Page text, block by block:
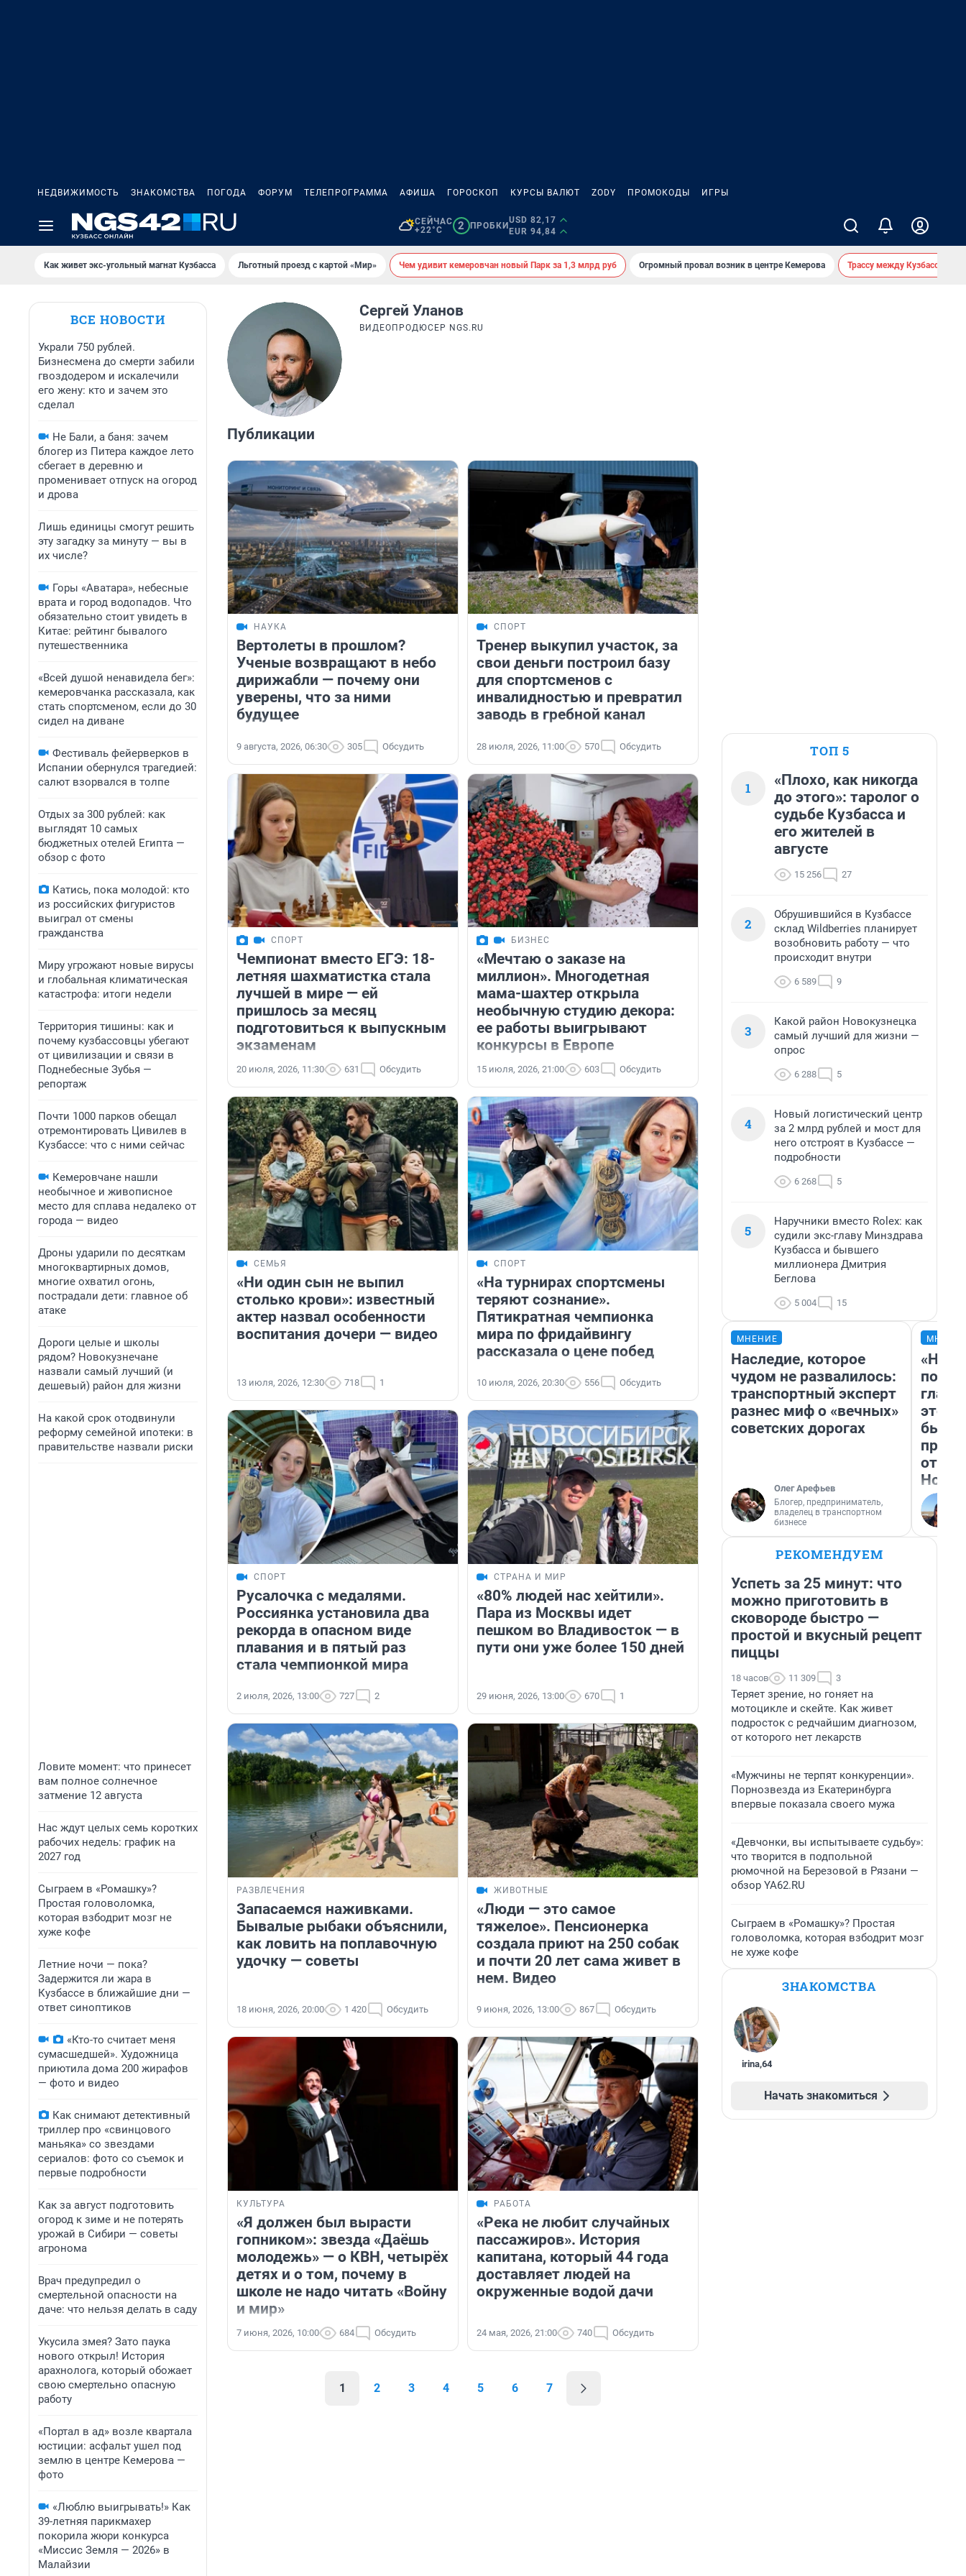
НЕДВИЖИМОСТЬ ЗНАКОМСТВА ПОГОДА ФОРУМ ТЕЛЕПРОГРАММА АФИША ГОРОСКОП КУРСЫ ВАЛЮТ ZODY ПРОМОКОДЫ ИГРЫ
СЕЙЧАС
+22°C
2 ПРОБКИ
USD 82,17
EUR 94,84
Как живет экс-угольный магнат Кузбасса Льготный проезд с картой «Мир» Чем удивит кемеровчан новый Парк за 1,3 млрд руб Огромный провал возник в центре Кемерова Трассу между Кузбассом и
ВСЕ НОВОСТИ
Украли 750 рублей.
Бизнесмена до смерти забили
гвоздодером и искалечили
его жену: кто и зачем это
сделал
Не Бали, а баня: зачем
блогер из Питера каждое лето
сбегает в деревню и
променивает отпуск на огород
и дрова
Лишь единицы смогут решить
эту загадку за минуту — вы в
их числе?
Горы «Аватара», небесные
врата и город водопадов. Что
обязательно стоит увидеть в
Китае: рейтинг бывалого
путешественника
«Всей душой ненавидела бег»:
кемеровчанка рассказала, как
стать спортсменом, если до 30
сидел на диване
Фестиваль фейерверков в
Испании обернулся трагедией:
салют взорвался в толпе
Отдых за 300 рублей: как
выглядят 10 самых
бюджетных отелей Египта —
обзор с фото
Катись, пока молодой: кто
из российских фигуристов
выиграл от смены
гражданства
Миру угрожают новые вирусы
и глобальная климатическая
катастрофа: итоги недели
Территория тишины: как и
почему кузбассовцы убегают
от цивилизации и связи в
Поднебесные Зубья —
репортаж
Почти 1000 парков обещал
отремонтировать Цивилев в
Кузбассе: что с ними сейчас
Кемеровчане нашли
необычное и живописное
место для сплава недалеко от
города — видео
Дроны ударили по десяткам
многоквартирных домов,
многие охватил огонь,
пострадали дети: главное об
атаке
Дороги целые и школы
рядом? Новокузнечане
назвали самый лучший (и
дешевый) район для жизни
На какой срок отодвинули
реформу семейной ипотеки: в
правительстве назвали риски
Ловите момент: что принесет
вам полное солнечное
затмение 12 августа
Нас ждут целых семь коротких
рабочих недель: график на
2027 год
Сыграем в «Ромашку»?
Простая головоломка,
которая взбодрит мозг не
хуже кофе
Летние ночи — пока?
Задержится ли жара в
Кузбассе в ближайшие дни —
ответ синоптиков
«Кто-то считает меня
сумасшедшей». Художница
приютила дома 200 жирафов
— фото и видео
Как снимают детективный
триллер про «свинцового
маньяка» со звездами
сериалов: фото со съемок и
первые подробности
Как за август подготовить
огород к зиме и не потерять
урожай в Сибири — советы
агронома
Врач предупредил о
смертельной опасности на
даче: что нельзя делать в саду
Укусила змея? Зато паука
нового открыл! История
арахнолога, который обожает
свою смертельно опасную
работу
«Портал в ад» возле квартала
юстиции: асфальт ушел под
землю в центре Кемерова —
фото
«Люблю выигрывать!» Как
39-летняя парикмахер
покорила жюри конкурса
«Миссис Земля — 2026» в
Малайзии
Сергей Уланов
ВИДЕОПРОДЮСЕР NGS.RU
Публикации
НАУКА
Вертолеты в прошлом?
Ученые возвращают в небо
дирижабли — почему они
уверены, что за ними
будущее
9 августа, 2026, 06:30 305 Обсудить
СПОРТ
Тренер выкупил участок, за
свои деньги построил базу
для спортсменов с
инвалидностью и превратил
заводь в гребной канал
28 июля, 2026, 11:00 570 Обсудить
СПОРТ
Чемпионат вместо ЕГЭ: 18-
летняя шахматистка стала
лучшей в мире — ей
пришлось за месяц
подготовиться к выпускным
экзаменам
20 июля, 2026, 11:30 631 Обсудить
БИЗНЕС
«Мечтаю о заказе на
миллион». Многодетная
мама-шахтер открыла
необычную студию декора:
ее работы выигрывают
конкурсы в Европе
15 июля, 2026, 21:00 603 Обсудить
СЕМЬЯ
«Ни один сын не выпил
столько крови»: известный
актер назвал особенности
воспитания дочери — видео
13 июля, 2026, 12:30 718 1
СПОРТ
«На турнирах спортсмены
теряют сознание».
Пятикратная чемпионка
мира по фридайвингу
рассказала о цене побед
10 июля, 2026, 20:30 556 Обсудить
СПОРТ
Русалочка с медалями.
Россиянка установила два
рекорда в опасном виде
плавания и в пятый раз
стала чемпионкой мира
2 июля, 2026, 13:00 727 2
СТРАНА И МИР
«80% людей нас хейтили».
Пара из Москвы идет
пешком во Владивосток — в
пути они уже более 150 дней
29 июня, 2026, 13:00 670 1
РАЗВЛЕЧЕНИЯ
Запасаемся наживками.
Бывалые рыбаки объяснили,
как ловить на поплавочную
удочку — советы
18 июня, 2026, 20:00 1 420 Обсудить
ЖИВОТНЫЕ
«Люди — это самое
тяжелое». Пенсионерка
создала приют на 250 собак
и почти 20 лет сама живет в
нем. Видео
9 июня, 2026, 13:00 867 Обсудить
КУЛЬТУРА
«Я должен был вырасти
гопником»: звезда «Даёшь
молодежь» — о КВН, четырёх
детях и о том, почему в
школе не надо читать «Войну
и мир»
7 июня, 2026, 10:00 684 Обсудить
РАБОТА
«Река не любит случайных
пассажиров». История
капитана, который 44 года
доставляет людей на
окруженные водой дачи
24 мая, 2026, 21:00 740 Обсудить
1 2 3 4 5 6 7
ТОП 5
1
«Плохо, как никогда
до этого»: таролог о
судьбе Кузбасса и
его жителей в
августе
15 256 27
2
Обрушившийся в Кузбассе
склад Wildberries планирует
возобновить работу — что
происходит внутри
6 589 9
3
Какой район Новокузнецка
самый лучший для жизни —
опрос
6 288 5
4
Новый логистический центр
за 2 млрд рублей и мост для
него отстроят в Кузбассе —
подробности
6 268 5
5
Наручники вместо Rolex: как
судили экс-главу Минздрава
Кузбасса и бывшего
миллионера Дмитрия
Беглова
5 004 15
МНЕНИЕ
Наследие, которое
чудом не развалилось:
транспортный эксперт
разнес миф о «вечных»
советских дорогах
Олег Арефьев
Блогер, предприниматель,
владелец в транспортном
бизнесе
этого
бьет
РЕКОМЕНДУЕМ
Успеть за 25 минут: что
можно приготовить в
сковороде быстро —
простой и вкусный рецепт
пиццы
18 часов 11 309 3
Теряет зрение, но гоняет на
мотоцикле и скейте. Как живет
подросток с редчайшим диагнозом,
от которого нет лекарств
«Мужчины не терпят конкуренции».
Порнозвезда из Екатеринбурга
впервые показала своего мужа
«Девчонки, вы испытываете судьбу»:
что творится в подпольной
рюмочной на Березовой в Рязани —
обзор YA62.RU
Сыграем в «Ромашку»? Простая
головоломка, которая взбодрит мозг
не хуже кофе
ЗНАКОМСТВА
irina,64
Начать знакомиться